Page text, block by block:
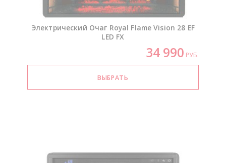
Электрический Очаг Royal Flame Vision 28 EF
LED FX
34 990 РУБ.